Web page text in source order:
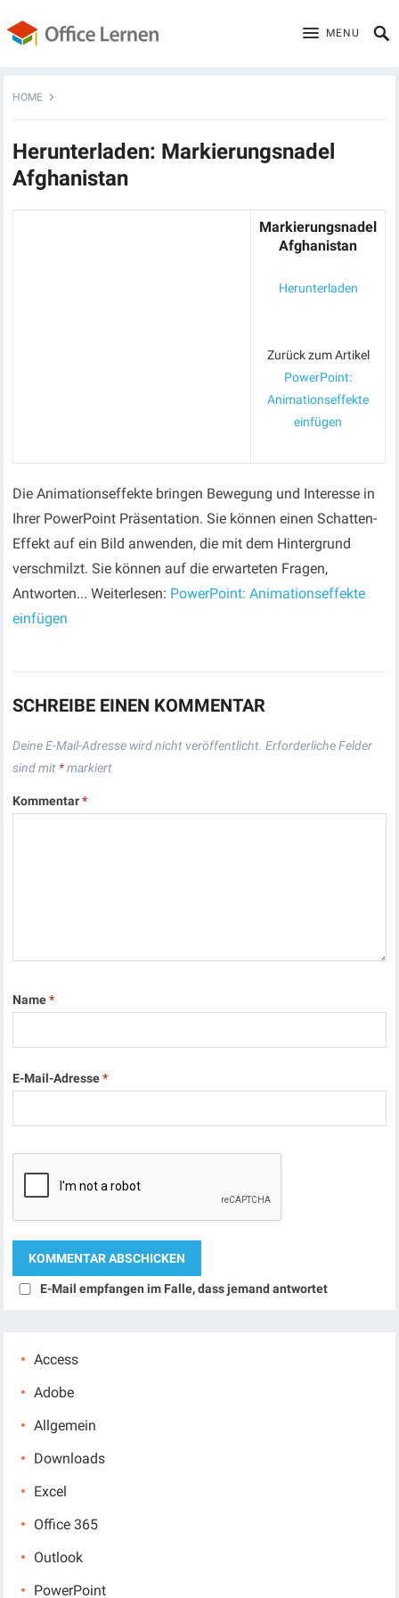
MENU
HOME
Herunterladen: Markierungsnadel
Afghanistan
Markierungsnadel
Afghanistan
Herunterladen
Zurück zum Artikel
PowerPoint:
Animationseffekte
einfügen
Die Animationseffekte bringen Bewegung und Interesse in
Ihrer PowerPoint Präsentation. Sie können einen Schatten-
Effekt auf ein Bild anwenden, die mit dem Hintergrund
verschmilzt. Sie können auf die erwarteten Fragen,
Antworten... Weiterlesen: PowerPoint: Animationseffekte
einfügen
SCHREIBE EINEN KOMMENTAR
Deine E-Mail-Adresse wird nicht veröffentlicht. Erforderliche Felder
sind mit *markiert
Kommentar*
Name*
E-Mail-Adresse*
E-Mail empfangen im Falle, dass jemand antwortet
Access
Adobe
Allgemein
Downloads
Excel
Office 365
Outlook
PowerPoint